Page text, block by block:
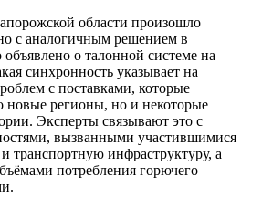
области произошло
с аналогичным решением в
о талонной системе на
синхронность указывает на
с поставками, которые
новые регионы, но и некоторые
Эксперты связывают это с
вызванными участившимися
транспортную инфраструктуру, а
потребления горючего